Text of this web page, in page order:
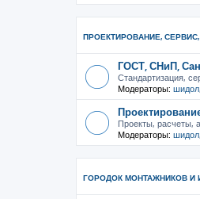
ПРОЕКТИРОВАНИЕ, СЕРВИС,
ГОСТ, СНиП,
Стандартизация,
Модераторы: шидол,
Проекты, расчеты,
Модераторы: шидол,
ГОРОДОК МОНТАЖНИКОВ И